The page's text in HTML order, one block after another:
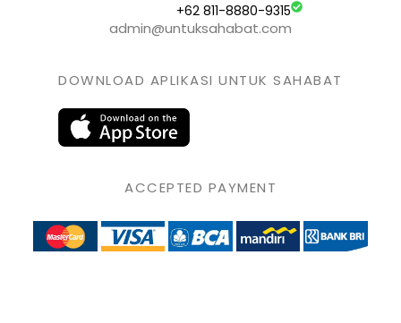
+62 811-8880-9315
admin@untuksahabat.com
DOWNLOAD APLIKASI UNTUK SAHABAT
ACCEPTED PAYMENT